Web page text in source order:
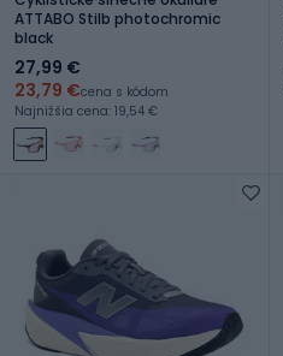
ATTABO Stilb photochromic
black
27,99 €
23,79 €cena s kódom
Najnižšia cena: 19,54 €